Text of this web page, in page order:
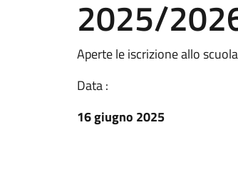
2025/
Aperte le iscrizione allo
Data :
16 giugno 2025